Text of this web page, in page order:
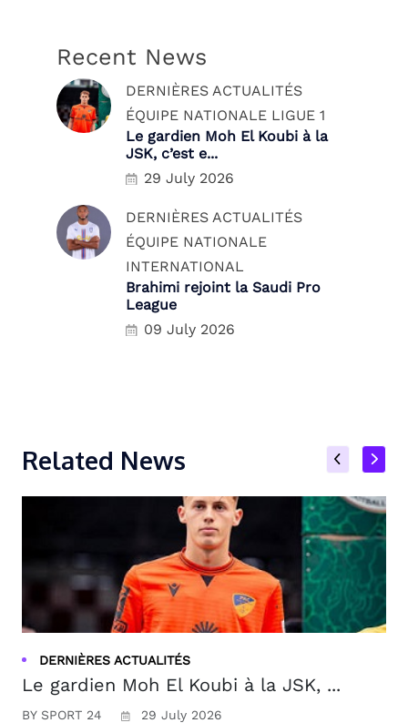
Recent News
DERNIÈRES ACTUALITÉS
ÉQUIPE NATIONALE LIGUE 1
Le gardien Moh El Koubi à la
JSK, c’est e...
29 July 2026
DERNIÈRES ACTUALITÉS
ÉQUIPE NATIONALE
INTERNATIONAL
Brahimi rejoint la Saudi Pro
League
09 July 2026
Related News
DERNIÈRES ACTUALITÉS
Le gardien Moh El Koubi à la JSK, ...
BY SPORT 24 29 July 2026